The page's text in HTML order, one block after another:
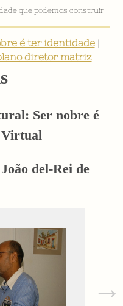
é ter identidade|
diretor matriz
Ser nobre é
Virtual
del-Rei de
→